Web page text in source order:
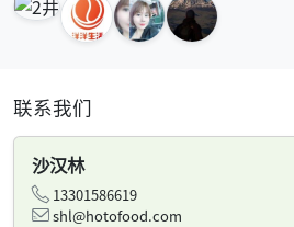
联系我们
沙汉林
13301586619
shl@hotofood.com